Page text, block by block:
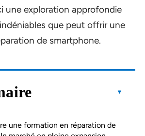
une exploration approfondie
que peut offrir une
de smartphone.
une formation en réparation de